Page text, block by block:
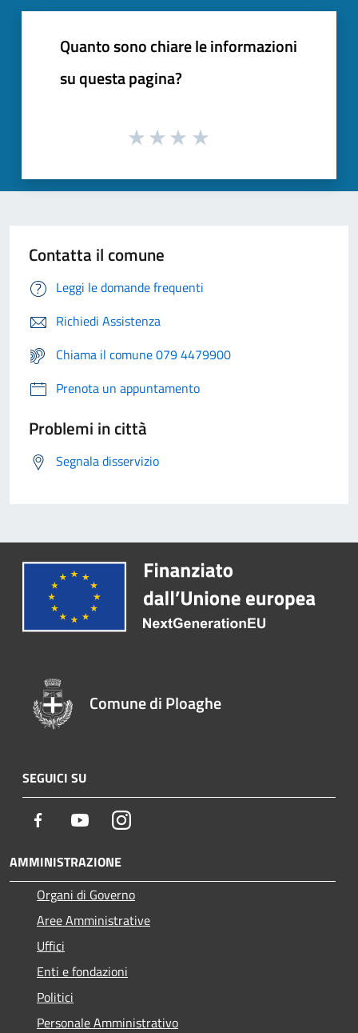
Quanto sono chiare le informazioni
su questa pagina?
Contatta il comune
Leggi le domande frequenti
Richiedi Assistenza
Chiama il comune 079 4479900
Prenota un appuntamento
Problemi in città
Segnala disservizio
Comune di Ploaghe
SEGUICI SU
Facebook YoutubeInstagram
AMMINISTRAZIONE
Organi di Governo
Aree Amministrative
Uffici
Enti e fondazioni
Politici
Personale Amministrativo